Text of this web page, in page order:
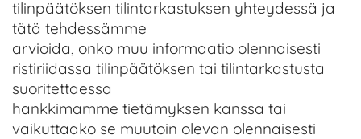
tilinpäätöksen tilintarkastuksen yhteydessä ja
tätä tehdessämme
arvioida, onko muu informaatio olennaisesti
ristiriidassa tilinpäätöksen tai tilintarkastusta
suoritettaessa
hankkimamme tietämyksen kanssa tai
vaikuttaako se muutoin olevan olennaisesti